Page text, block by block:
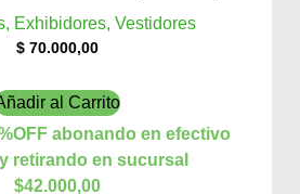
Exhibidores, Vestidores
$ 70.000,00
al Carrito
abonando en efectivo
retirando en sucursal
$42.000,00